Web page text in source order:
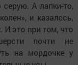
А лапки-то,
и казалось,
И это при том, что
почти не
на мордочке у